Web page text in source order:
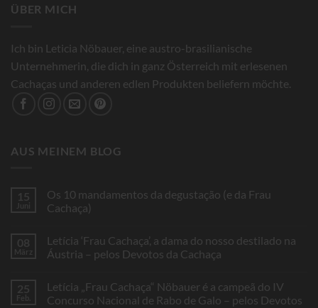
ÜBER MICH
Ich bin Leticia Nöbauer, eine austro-brasilianische
Unternehmerin, die dich in ganz Österreich mit erlesenen
Cachaças und anderen edlen Produkten beliefern möchte.
AUS MEINEM BLOG
15
Juni
Os 10 mandamentos da degustação (e da Frau
Cachaça)
Os
10
degustação
(e
da
08
März
Letícia ‘Frau Cachaça’, a dama do nosso destilado na
Áustria – pelos Devotos da Cachaça
Letícia
‘Frau
25
Feb.
Letícia „Frau Cachaça“ Nöbauer é a campeã do IV
Concurso Nacional de Rabo de Galo – pelos Devotos